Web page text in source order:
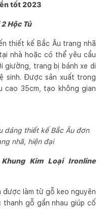
tốt 2023
Hộc Tủ
thiết kế Bắc Âu trang nhã
nhà hoặc có thể yêu cầu
giường, trang bị bánh xe di
sinh. Được sản xuất trong
cao 35cm, tạo không gian
dáng thiết kế Bắc Âu đơn
nhã, hiện đại
Kim Loại Ironline
được làm từ gỗ keo nguyên
gỗ gần nhau giúp cố